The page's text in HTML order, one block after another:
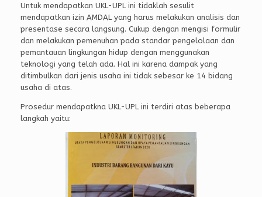
Untuk mendapatkan UKL-UPL ini tidaklah sesulit
mendapatkan izin AMDAL yang harus melakukan analisis dan
presentase secara langsung. Cukup dengan mengisi formulir
dan melakukan pemenuhan pada standar pengelolaan dan
pemantauan lingkungan hidup dengan menggunakan
teknologi yang telah ada. Hal ini karena dampak yang
ditimbulkan dari jenis usaha ini tidak sebesar ke 14 bidang
usaha di atas.
Prosedur mendapatkna UKL-UPL ini terdiri atas beberapa
langkah yaitu: